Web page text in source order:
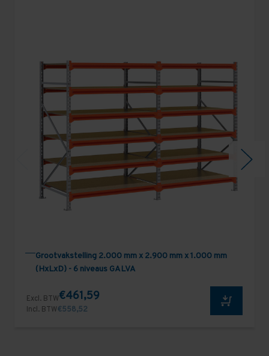
Grootvakstelling 2.000 mm x 2.900 mm x 1.000 mm
(HxLxD) - 6 niveaus GALVA
Excl. BTW€461,59
Incl. BTW€558,52